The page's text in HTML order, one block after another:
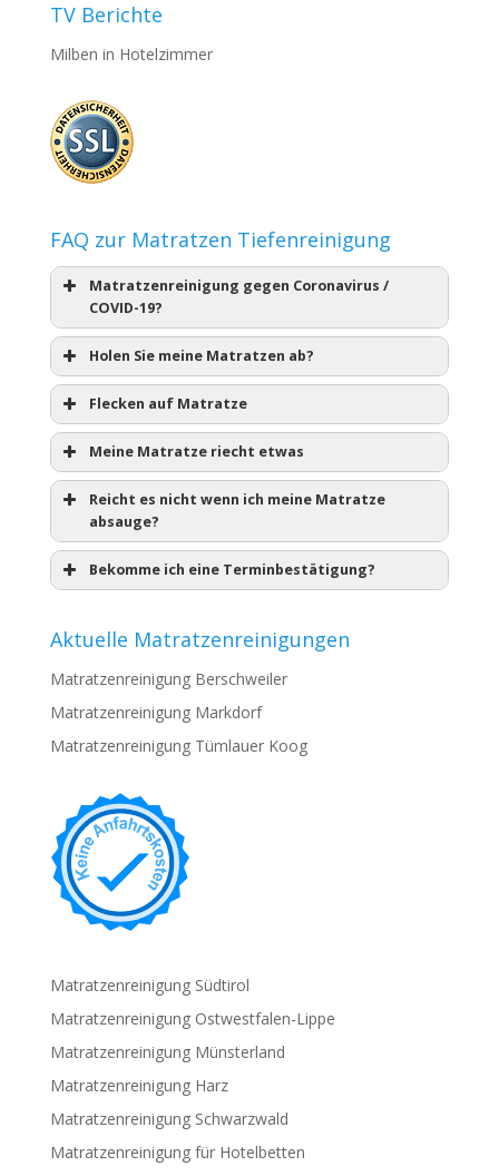
TV Berichte
Milben in Hotelzimmer
FAQ zur Matratzen Tiefenreinigung
Matratzenreinigung gegen Coronavirus /
COVID-19?
Holen Sie meine Matratzen ab?
Flecken auf Matratze
Meine Matratze riecht etwas
Reicht es nicht wenn ich meine Matratze
absauge?
Bekomme ich eine Terminbestätigung?
Aktuelle Matratzenreinigungen
Matratzenreinigung Berschweiler
Matratzenreinigung Markdorf
Matratzenreinigung Tümlauer Koog
Matratzenreinigung Südtirol
Matratzenreinigung Ostwestfalen-Lippe
Matratzenreinigung Münsterland
Matratzenreinigung Harz
Matratzenreinigung Schwarzwald
Matratzenreinigung für Hotelbetten